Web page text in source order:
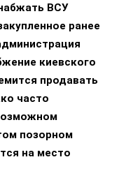
ВСУ
ранее
киевского
продавать
часто
позорном
на место